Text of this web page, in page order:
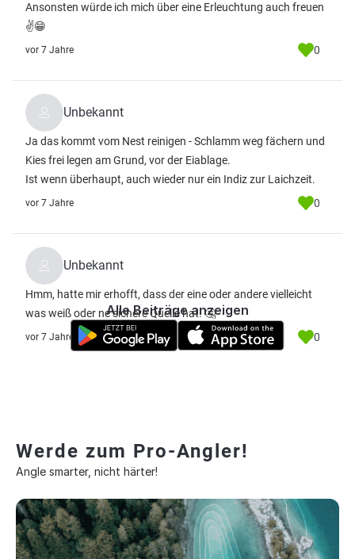
Ansonsten würde ich mich über eine Erleuchtung auch freuen
✌😁
vor 7 Jahre 0
Unbekannt
Ja das kommt vom Nest reinigen - Schlamm weg fächern und
Kies frei legen am Grund, vor der Eiablage.
Ist wenn überhaupt, auch wieder nur ein Indiz zur Laichzeit.
vor 7 Jahre 0
Unbekannt
Hmm, hatte mir erhofft, dass der eine oder andere vielleicht
was weiß oder ne sichere Quelle hat. 🤔
vor 7 Jahre 0
Alle Beiträge anzeigen
Werde zum Pro-Angler!
Angle smarter, nicht härter!